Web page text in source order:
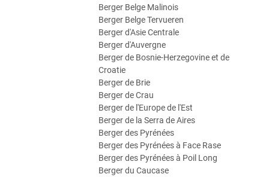
Berger Belge Malinois
Berger Belge Tervueren
Berger d'Asie Centrale
Berger d'Auvergne
Berger de Bosnie-Herzegovine et de
Croatie
Berger de Brie
Berger de Crau
Berger de l'Europe de l'Est
Berger de la Serra de Aires
Berger des Pyrénées
Berger des Pyrénées à Face Rase
Berger des Pyrénées à Poil Long
Berger du Caucase